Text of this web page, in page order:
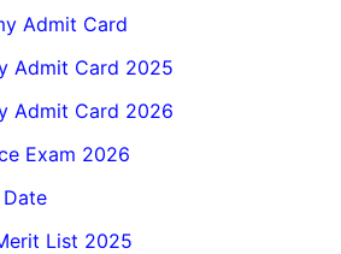
Admit Card
Admit Card 2025
Admit Card 2026
Exam 2026
Date
List 2025